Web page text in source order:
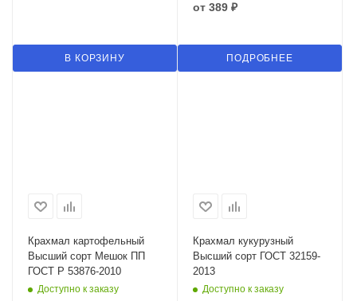
В КОРЗИНУ
от 389 ₽
ПОДРОБНЕЕ
Крахмал картофельный
Высший сорт Мешок ПП
ГОСТ Р 53876-2010
Доступно к заказу
Крахмал кукурузный
Высший сорт ГОСТ 32159-
2013
Доступно к заказу